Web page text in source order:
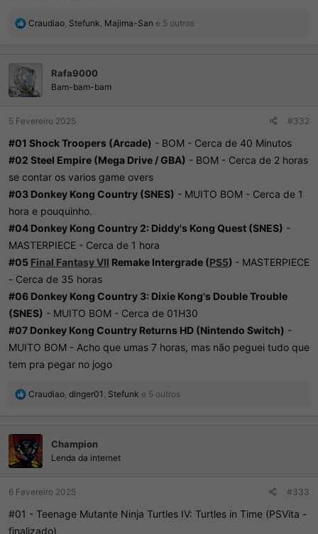
R
õ
e
s
Craudiao Stefunk Majima-San e 5 outros
Rafa9000
Bam-bam-bam
5 Fevereiro 2025 #332
#01 Shock Troopers (Arcade) - BOM - Cerca de 40 Minutos
#02 Steel Empire (Mega Drive / GBA) - BOM - Cerca de 2 horas
se contar os varios game overs
#03 Donkey Kong Country (SNES) - MUITO BOM - Cerca de 1
hora e pouquinho.
#04 Donkey Kong Country 2: Diddy's Kong Quest (SNES) -
MASTERPIECE - Cerca de 1 hora
#05 Final Fantasy VII Remake Intergrade (PS5) - MASTERPIECE
- Cerca de 35 horas
#06 Donkey Kong Country 3: Dixie Kong's Double Trouble
(SNES) - MUITO BOM - Cerca de 01H30
#07 Donkey Kong Country Returns HD (Nintendo Switch) -
MUITO BOM - Acho que umas 7 horas, mas não peguei tudo que
tem pra pegar no jogo
R
õ
e
s
Craudiao dinger01 Stefunk e 5 outros
Champion
Lenda da internet
6 Fevereiro 2025 #333
#01 - Teenage Mutante Ninja Turtles IV: Turtles in Time (PSVita -
finalizado)